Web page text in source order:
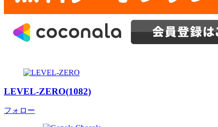
LEVEL-ZERO(1082)
フォロー